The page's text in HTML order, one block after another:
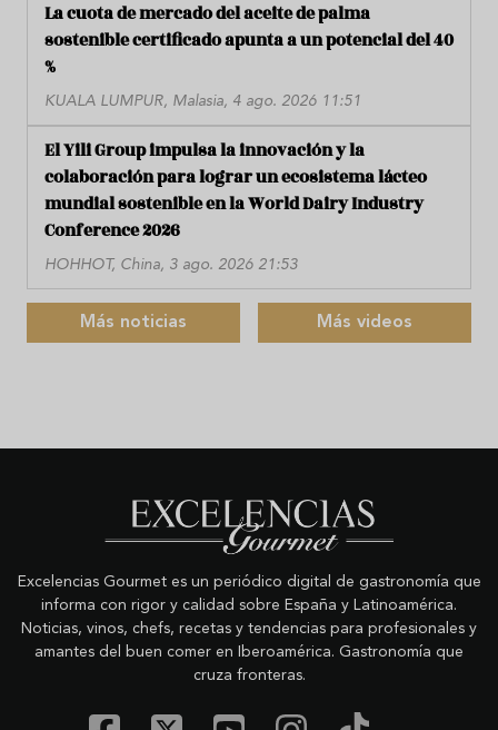
La cuota de mercado del aceite de palma
sostenible certificado apunta a un potencial del 40
%
KUALA LUMPUR, Malasia, 4 ago. 2026 11:51
El Yili Group impulsa la innovación y la
colaboración para lograr un ecosistema lácteo
mundial sostenible en la World Dairy Industry
Conference 2026
HOHHOT, China, 3 ago. 2026 21:53
Más noticias Más videos
Excelencias Gourmet es un periódico digital de gastronomía que
informa con rigor y calidad sobre España y Latinoamérica.
Noticias, vinos, chefs, recetas y tendencias para profesionales y
amantes del buen comer en Iberoamérica. Gastronomía que
cruza fronteras.